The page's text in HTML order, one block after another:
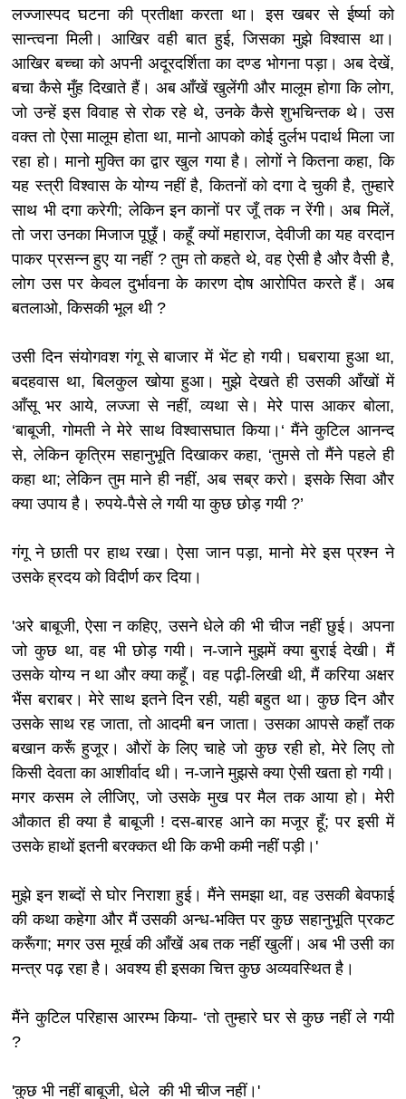
लज्जास्पद घटना की प्रतीक्षा करता था। इस खबर से ईर्ष्या को
सान्त्वना मिली। आखिर वही बात हुई, जिसका मुझे विश्वास था।
आखिर बच्चा को अपनी अदूरदर्शिता का दण्ड भोगना पड़ा। अब देखें,
बचा कैसे मुँह दिखाते हैं। अब आँखें खुलेंगी और मालूम होगा कि लोग,
जो उन्हें इस विवाह से रोक रहे थे, उनके कैसे शुभचिन्तक थे। उस
वक्त तो ऐसा मालूम होता था, मानो आपको कोई दुर्लभ पदार्थ मिला जा
रहा हो। मानो मुक्ति का द्वार खुल गया है। लोगों ने कितना कहा, कि
यह स्त्री विश्वास के योग्य नहीं है, कितनों को दगा दे चुकी है, तुम्हारे
साथ भी दगा करेगी; लेकिन इन कानों पर जूँ तक न रेंगी। अब मिलें,
तो जरा उनका मिजाज पूछूँ। कहूँ क्यों महाराज, देवीजी का यह वरदान
पाकर प्रसन्न हुए या नहीं ? तुम तो कहते थे, वह ऐसी है और वैसी है,
लोग उस पर केवल दुर्भावना के कारण दोष आरोपित करते हैं। अब
बतलाओ, किसकी भूल थी ?
उसी दिन संयोगवश गंगू से बाजार में भेंट हो गयी। घबराया हुआ था,
बदहवास था, बिलकुल खोया हुआ। मुझे देखते ही उसकी आँखों में
आँसू भर आये, लज्जा से नहीं, व्यथा से। मेरे पास आकर बोला,
‘बाबूजी, गोमती ने मेरे साथ विश्वासघात किया।‘ मैंने कुटिल आनन्द
से, लेकिन कृत्रिम सहानुभूति दिखाकर कहा, ‘तुमसे तो मैंने पहले ही
कहा था; लेकिन तुम माने ही नहीं, अब सब्र करो। इसके सिवा और
क्या उपाय है। रुपये-पैसे ले गयी या कुछ छोड़ गयी ?’
गंगू ने छाती पर हाथ रखा। ऐसा जान पड़ा, मानो मेरे इस प्रश्न ने
उसके ह्रदय को विदीर्ण कर दिया।
'अरे बाबूजी, ऐसा न कहिए, उसने धेले की भी चीज नहीं छुई। अपना
जो कुछ था, वह भी छोड़ गयी। न-जाने मुझमें क्या बुराई देखी। मैं
उसके योग्य न था और क्या कहूँ। वह पढ़ी-लिखी थी, मैं करिया अक्षर
भैंस बराबर। मेरे साथ इतने दिन रही, यही बहुत था। कुछ दिन और
उसके साथ रह जाता, तो आदमी बन जाता। उसका आपसे कहाँ तक
बखान करूँ हुजूर। औरों के लिए चाहे जो कुछ रही हो, मेरे लिए तो
किसी देवता का आशीर्वाद थी। न-जाने मुझसे क्या ऐसी खता हो गयी।
मगर कसम ले लीजिए, जो उसके मुख पर मैल तक आया हो। मेरी
औकात ही क्या है बाबूजी ! दस-बारह आने का मजूर हूँ; पर इसी में
उसके हाथों इतनी बरक्कत थी कि कभी कमी नहीं पड़ी।'
मुझे इन शब्दों से घोर निराशा हुई। मैंने समझा था, वह उसकी बेवफाई
की कथा कहेगा और मैं उसकी अन्ध-भक्ति पर कुछ सहानुभूति प्रकट
करूँगा; मगर उस मूर्ख की आँखें अब तक नहीं खुलीं। अब भी उसी का
मन्त्र पढ़ रहा है। अवश्य ही इसका चित्त कुछ अव्यवस्थित है।
मैंने कुटिल परिहास आरम्भ किया- ‘तो तुम्हारे घर से कुछ नहीं ले गयी
?
'कुछ भी नहीं बाबूजी, धेले की भी चीज नहीं।'